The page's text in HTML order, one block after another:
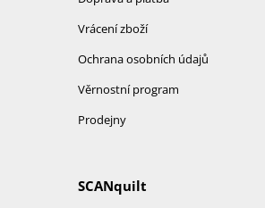
Vrácení zboží
Ochrana osobních údajů
Věrnostní program
Prodejny
SCANquilt